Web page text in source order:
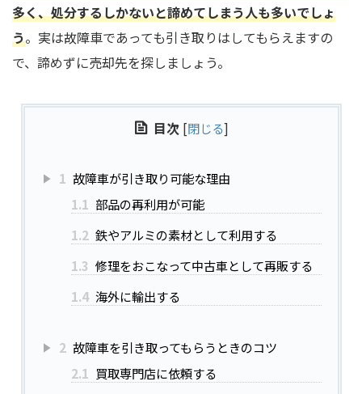
多く、処分するしかないと諦めてしまう人も多いでしょ
う。実は故障車であっても引き取りはしてもらえますの
で、諦めずに売却先を探しましょう。
目次 [閉じる]
1 故障車が引き取り可能な理由
1.1 部品の再利用が可能
1.2 鉄やアルミの素材として利用する
1.3 修理をおこなって中古車として再販する
1.4 海外に輸出する
2 故障車を引き取ってもらうときのコツ
2.1 買取専門店に依頼する